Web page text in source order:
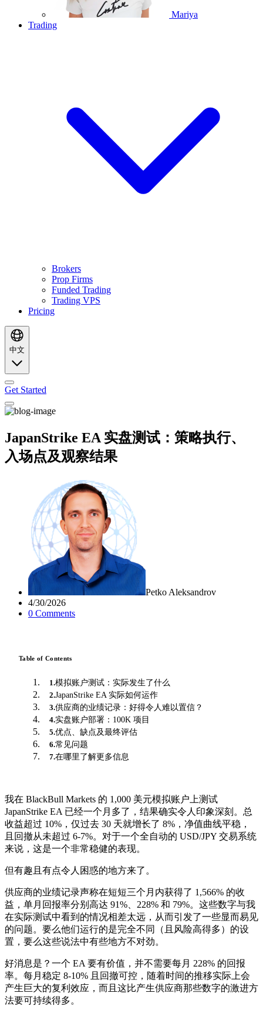
Mariya
Trading
Brokers
Prop Firms
Funded Trading
Trading VPS
Pricing
中文
Get Started
JapanStrike EA 实盘测试：策略执行、
入场点及观察结果
Petko Aleksandrov
4/30/2026
0 Comments
Table of Contents
1.模拟账户测试：实际发生了什么
2.JapanStrike EA 实际如何运作
3.供应商的业绩记录：好得令人难以置信？
4.实盘账户部署：100K 项目
5.优点、缺点及最终评估
6.常见问题
7.在哪里了解更多信息
我在 BlackBull Markets 的 1,000 美元模拟账户上测试
JapanStrike EA 已经一个月多了，结果确实令人印象深刻。总
收益超过 10%，仅过去 30 天就增长了 8%，净值曲线平稳，
且回撤从未超过 6-7%。对于一个全自动的 USD/JPY 交易系统
来说，这是一个非常稳健的表现。
但有趣且有点令人困惑的地方来了。
供应商的业绩记录声称在短短三个月内获得了 1,566% 的收
益，单月回报率分别高达 91%、228% 和 79%。这些数字与我
在实际测试中看到的情况相差太远，从而引发了一些显而易见
的问题。要么他们运行的是完全不同（且风险高得多）的设
置，要么这些说法中有些地方不对劲。
好消息是？一个 EA 要有价值，并不需要每月 228% 的回报
率。每月稳定 8-10% 且回撤可控，随着时间的推移实际上会
产生巨大的复利效应，而且这比产生供应商那些数字的激进方
法要可持续得多。